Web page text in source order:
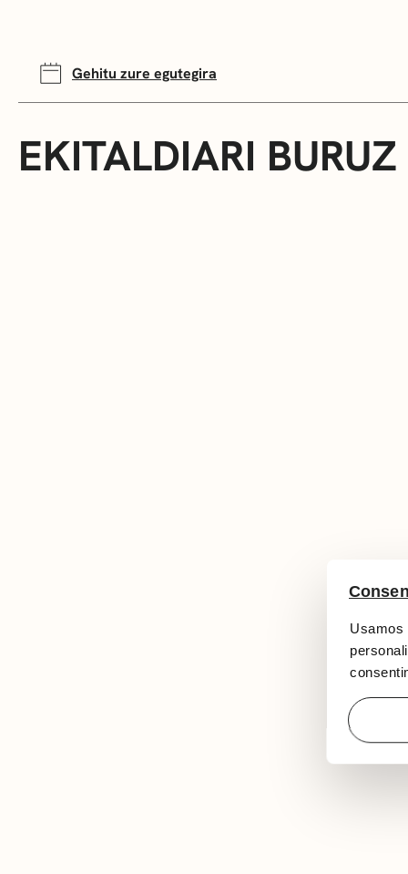
Usamos
Gehitu zure egutegira
EKITALDIARI BURUZ